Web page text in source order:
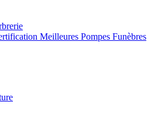
Meilleures Pompes Funèbres